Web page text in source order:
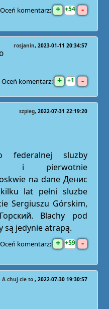
Oceń komentarz: + 54 -
rosjanin 2023-01-11 20:34:57
Oceń komentarz: + 1 -
szpieg 2022-07-31 22:19:20
federalnej sluzby
i pierwotnie
na dane Денис
lat pełni sluzbe
Sergiuszu Górskim,
Blachy pod
są jedynie atrapą.
Oceń komentarz: + 59 -
A chuj cie to 2022-07-30 19:30:57